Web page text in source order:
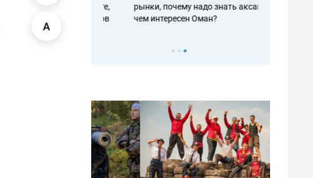
рынки, почему надо знать аксакалов и
чем интересен Оман?